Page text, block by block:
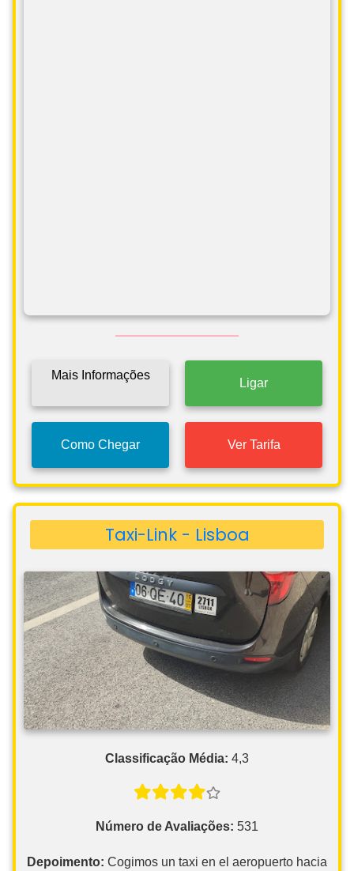
Mais Informações
Ligar
Como Chegar Ver Tarifa
Taxi-Link - Lisboa
Classificação Média: 4,3
Número de Avaliações: 531
Depoimento: Cogimos un taxi en el aeropuerto hacia